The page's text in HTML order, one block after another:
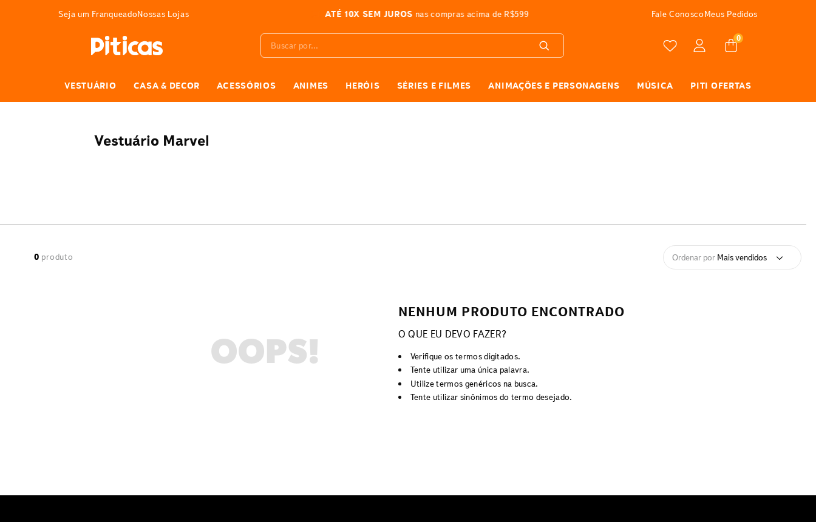
Seja um FranqueadoNossas Lojas
3% DE DESCONTO ATÉ 10X SEM JUROS nas compras acima de R$599 FRETE GRÁTIS
Fale ConoscoMeus Pedidos
Buscar por... 0
VESTUÁRIO CASA & DECOR ACESSÓRIOS ANIMES HERÓIS SÉRIES E FILMES ANIMAÇÕES E PERSONAGENS MÚSICA PITI OFERTAS
Vestuário Marvel
0 produto Ordenar por Mais vendidos
OOPS!
NENHUM PRODUTO ENCONTRADO
O QUE EU DEVO FAZER?
Verifique os termos digitados.
Tente utilizar uma única palavra.
Utilize termos genéricos na busca.
Tente utilizar sinônimos do termo desejado.